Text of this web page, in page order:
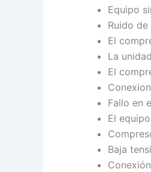
Equipo
Ruido
El
La
El
Fallo en
El
Baja